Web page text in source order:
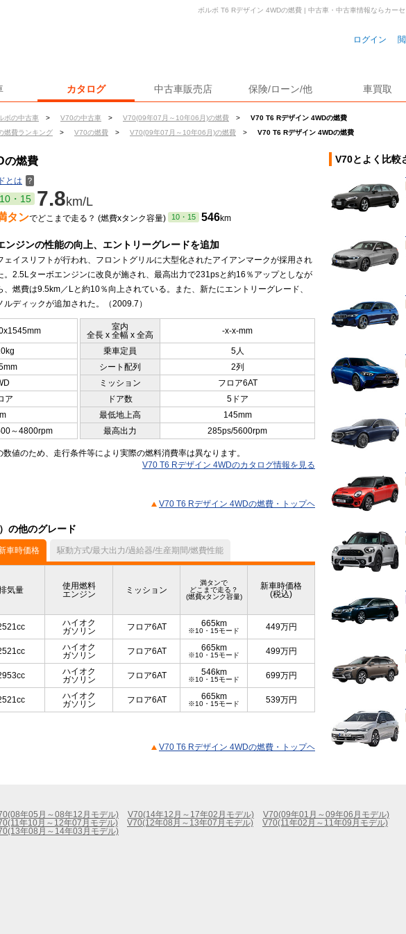
ログイン
カタログ 中古車販売店 保険/ローン/他 車買取
ボの中古車 > V70の中古車 > V70(09年07月～10年06月)の燃費 >
V70 T6 Rデザイン 4WDの燃費
燃費ランキング > V70の燃費 > V70(09年07月～10年06月)の燃費 > V70 T6 Rデザイン 4WDの燃費
ボルボ T6 Rデザイン 4WDの燃費 | 中古車・中古車情報ならカー
の燃費
とは ？
10・15 7.8km/L
タンでどこまで走る？ (燃費xタンク容量) 10・15 546km
ンジンの性能の向上、エントリーグレードを追加
ェイスリフトが行われ、フロントグリルに大型化されたアイアンマークが採用され
。2.5Lターボエンジンに改良が施され、最高出力で231psと約16％アップとしなが
、燃費は9.5km／Lと約10％向上されている。また、新たにエントリーグレード、
ルディックが追加された。（2009.7）
室内
全長 x 全幅 x 全高
-x-x-mm
乗車定員
5人
シート配列
2列
ミッション
フロア6AT
ア ドア数
5ドア
最低地上高
145mm
～4800rpm 最高出力 285ps/5600rpm
値のため、走行条件等により実際の燃料消費率は異なります。
V70 T6 Rデザイン 4WDのカタログ情報を見る
V70 T6 Rデザイン 4WDの燃費・トップヘ
の他のグレード
車時価格 駆動方式/最大出力/過給器/生産期間/燃費性能
気量
使用燃料
エンジン
ミッション
満タンで
どこまで走る？
(燃費xタンク容量)
新車時価格
(税込)
ハイオク
ガソリン
フロア6AT 665km
※10・15モード 449万円
ハイオク
ガソリン
フロア6AT 665km
※10・15モード 499万円
ハイオク
ガソリン
フロア6AT 546km
※10・15モード 699万円
ハイオク
ガソリン
フロア6AT 665km
※10・15モード 539万円
V70 T6 Rデザイン 4WDの燃費・トップヘ
V70とよく比較
年05月～08年12月モデル) V70(14年12月～17年02月モデル)
V70(09年01月～09年06月モデル)
年10月～12年07月モデル) V70(12年08月～13年07月モデル)
V70(11年02月～11年09月モデル)
年08月～14年03月モデル)